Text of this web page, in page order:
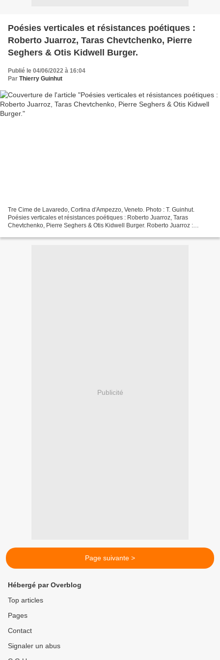
Poésies verticales et résistances poétiques :
Roberto Juarroz, Taras Chevtchenko, Pierre
Seghers & Otis Kidwell Burger.
Publié le 04/06/2022 à 16:04
Par Thierry Guinhut
Tre Cime de Lavaredo, Cortina d'Ampezzo, Veneto. Photo : T. Guinhut.
Poésies verticales et résistances poétiques : Roberto Juarroz, Taras
Chevtchenko, Pierre Seghers & Otis Kidwell Burger. Roberto Juarroz :
Publicité
Page suivante >
Hébergé par Overblog
Top articles
Pages
Contact
Signaler un abus